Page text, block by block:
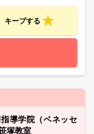
キープする
導学院（ベネッセ
塚教室